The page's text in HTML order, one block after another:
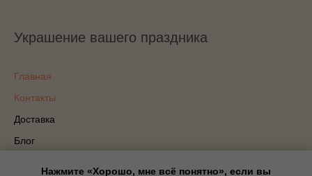
Нажмите «Хорошо, мне всё понятно», если вы
Украшение вашего праздника
Главная
Контакты
Доставка
Блог